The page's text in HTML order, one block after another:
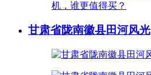
甘肃省陇南徽县田河风光